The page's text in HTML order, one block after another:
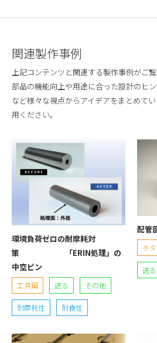
関連製作事例
上記コンテンツと関連する製作事例がご覧
部品の機能向上や用途に合った設計のヒ
など様々な視点からアイデアをまとめて
用ください。
環境負荷ゼロの耐摩耗対
策 「ERIN処理」の
中空ピン
工具鋼 送る その他
耐摩耗性 耐食性
配管
チ
送る